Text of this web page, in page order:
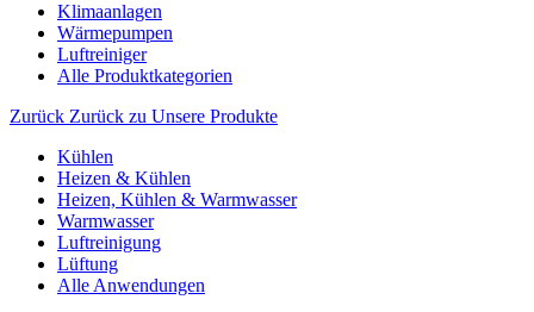
Klimaanlagen
Wärmepumpen
Luftreiniger
Alle Produktkategorien
Zurück Zurück zu Unsere Produkte
Kühlen
Heizen & Kühlen
Heizen, Kühlen & Warmwasser
Warmwasser
Luftreinigung
Lüftung
Alle Anwendungen